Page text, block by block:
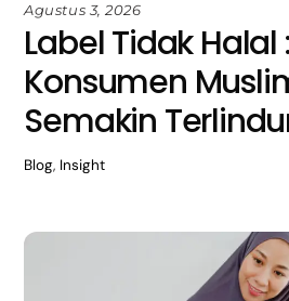
Agustus 3, 2026
Label Tidak Halal :
Konsumen
Semakin
Blog, Insight